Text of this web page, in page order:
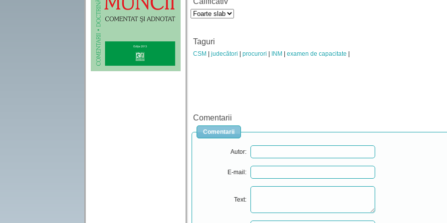
Taguri
CSM judecători procurori INM examen de capacitate
Comentarii
Comentarii
Autor:
E-mail:
Text: